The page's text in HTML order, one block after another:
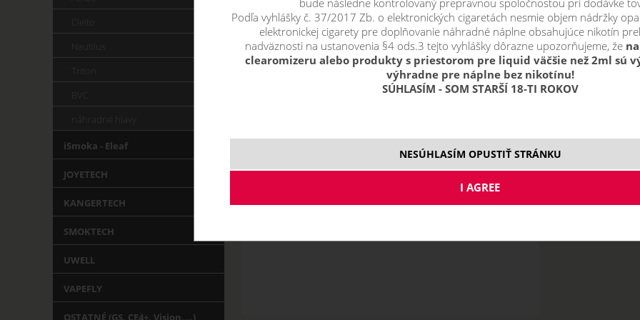
0,4 ohm
0,5 ohm
Nautilus
Triton
iSmoka - Eleaf
JOYETECH
KANGERTECH
SMOKTECH
UWELL
VAPEFLY
OSTATNÉ (GS, CE4+, Vision,...)
bude následne kontrolovaný prepravnou spoločnosťou pri dodávke
Podľa vyhlášky č. 37/2017 Zb. o elektronických cigaretách nesmie objem nádržky
elektronickej cigarety pre doplňovanie náhradné náplne obsahujúce nikotín
nadväznosti na ustanovenia §4 ods.3 tejto vyhlášky dôrazne upozorňujeme, že
clearomizeru alebo produkty s priestorom pre liquid väčšie než 2ml sú
výhradne pre náplne bez nikotínu!
SÚHLASÍM - SOM STARŠÍ 18-TI ROKOV
NESÚHLASÍM OPUSTIŤ STRÁNKU